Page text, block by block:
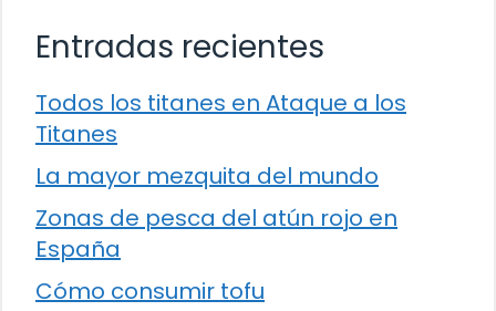
Entradas recientes
Todos los titanes en Ataque a los
Titanes
La mayor mezquita del mundo
Zonas de pesca del atún rojo en
España
Cómo consumir tofu